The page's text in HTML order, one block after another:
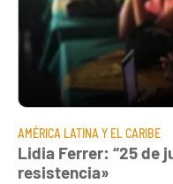
AMÉRICA LATINA Y EL CARIBE
Lidia Ferrer: “25 de
resistencia»